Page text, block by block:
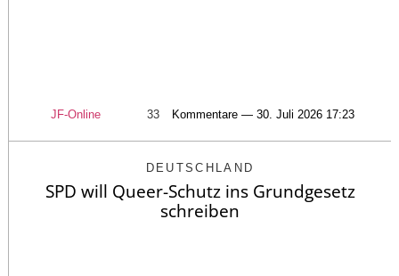
JF-Online 33 Kommentare — 30. Juli 2026 17:23
DEUTSCHLAND
SPD will Queer-Schutz ins Grundgesetz
schreiben